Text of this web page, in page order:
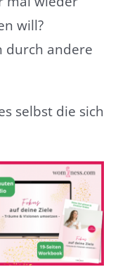
will?
durch andere
selbst die sich